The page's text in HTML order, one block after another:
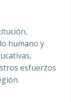
humano y
esfuerzos